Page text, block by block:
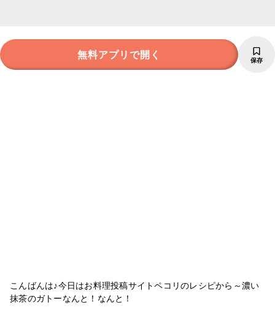
無料アプリで開く 保存
こんばんは♪今日はお料理投稿サイトペコリのレシピから～濃い
抹茶のガトーなんと！なんと！